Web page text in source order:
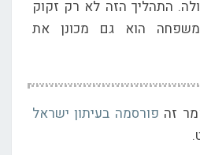
התהליך הזה לא רק זקוק
הוא גם מכונן את
זה פורסמה בעיתון ישראל